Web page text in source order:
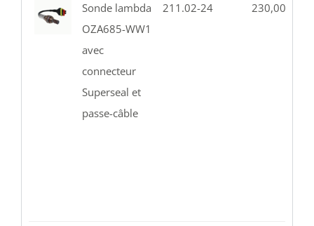
Sonde lambda
OZA685-WW1
avec
connecteur
Superseal et
passe-câble
211.02-24 230,00